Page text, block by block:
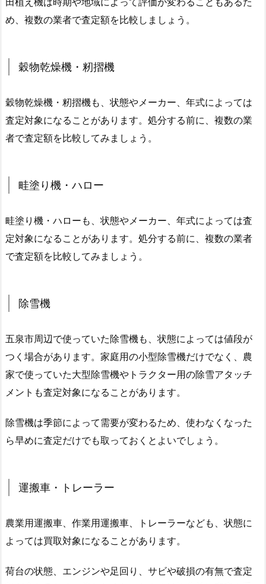
め、複数の業者で査定額を比較しましょう。
穀物乾燥機・籾摺機
穀物乾燥機・籾摺機も、状態やメーカー、年式によっては
査定対象になることがあります。処分する前に、複数の業
者で査定額を比較してみましょう。
畦塗り機・ハロー
畦塗り機・ハローも、状態やメーカー、年式によっては査
定対象になることがあります。処分する前に、複数の業者
で査定額を比較してみましょう。
除雪機
五泉市周辺で使っていた除雪機も、状態によっては値段が
つく場合があります。家庭用の小型除雪機だけでなく、農
家で使っていた大型除雪機やトラクター用の除雪アタッチ
メントも査定対象になることがあります。
除雪機は季節によって需要が変わるため、使わなくなった
ら早めに査定だけでも取っておくとよいでしょう。
運搬車・トレーラー
農業用運搬車、作業用運搬車、トレーラーなども、状態に
よっては買取対象になることがあります。
荷台の状態、エンジンや足回り、サビや破損の有無で査定